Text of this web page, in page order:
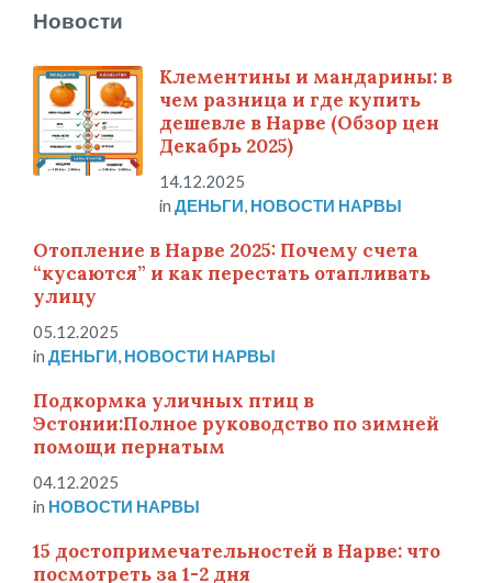
Новости
Клементины и мандарины: в
чем разница и где купить
дешевле в Нарве (Обзор цен
Декабрь 2025)
14.12.2025
in ДЕНЬГИ НОВОСТИ НАРВЫ
Отопление в Нарве 2025: Почему счета
“кусаются” и как перестать отапливать
улицу
05.12.2025
in ДЕНЬГИ НОВОСТИ НАРВЫ
Подкормка уличных птиц в
Эстонии:Полное руководство по зимней
помощи пернатым
04.12.2025
in НОВОСТИ НАРВЫ
15 достопримечательностей в Нарве: что
посмотреть за 1-2 дня